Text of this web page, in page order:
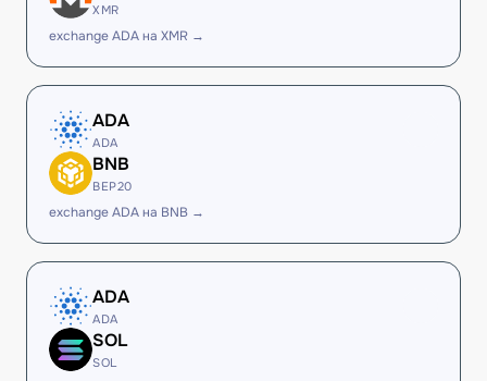
XMR
exchange ADA на XMR →
ADA
ADA
BNB
BEP20
exchange ADA на BNB →
ADA
ADA
SOL
SOL